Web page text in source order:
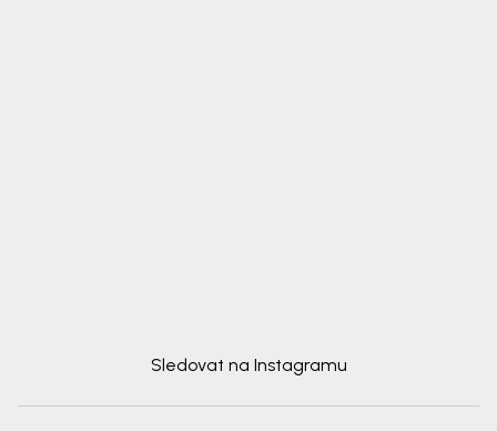
Sledovat na Instagramu